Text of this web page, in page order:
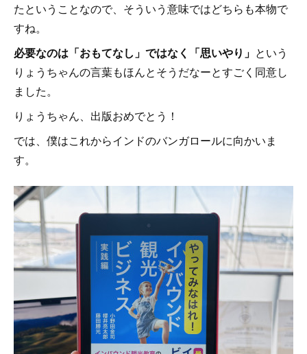
たということなので、そういう意味ではどちらも本物で
すね。
必要なのは「おもてなし」ではなく「思いやり」 という
りょうちゃんの言葉もほんとそうだなーとすごく同意し
ました。
りょうちゃん、出版おめでとう！
では、僕はこれからインドのバンガロールに向かいま
す。